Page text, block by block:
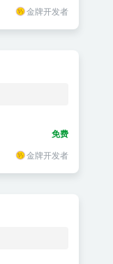
金牌开发者
免费
金牌开发者